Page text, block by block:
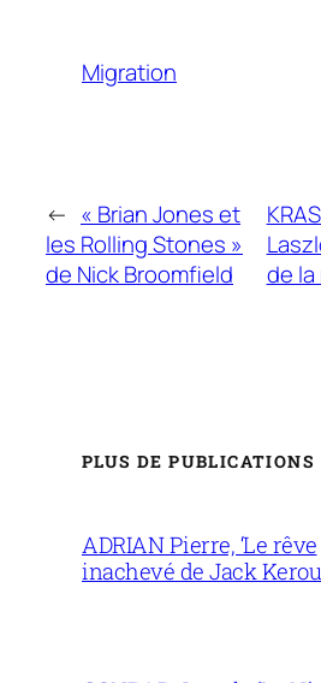
Migration
← « Brian Jones et
les Rolling Stones »
de Nick Broomfield
de la
PLUS DE PUBLICATIONS
ADRIAN Pierre, ‘Le rêve
inachevé de Jack